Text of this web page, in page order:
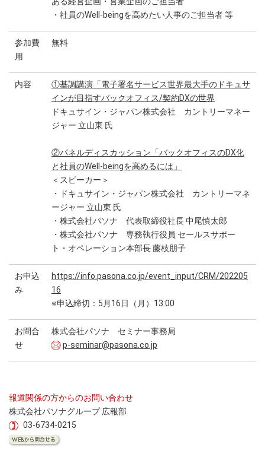
・社員のWell-beingを高めたい人事のご担当者 等
参加費
用
無料
内容
①基調講演「電子署名サービス世界最大手のドキュサ
インが目指すバックオフィス/契約DXの世界
ドキュサイン・ジャパン株式会社 カントリーマネー
ジャー 立山東 氏
②パネルディスカッション「バックオフィスのDX化
と社員のWell-beingを高めるには」
＜スピーカー＞
・ドキュサイン・ジャパン株式会社 カントリーマネ
ージャー 立山東 氏
・株式会社パソナ 代表取締役社長 中尾慎太郎
・株式会社パソナ 専務執行役員 セールスサポー
ト・オペレーション本部長 藤枝朋子
お申込
み
https://info.pasona.co.jp/event_input/CRM/202205
16
※申込締切：5月16日（月）13:00
お問合
せ
株式会社パソナ セミナー事務局
p-seminar@pasona.co.jp
報道関係の方からのお問い合わせ
株式会社パソナグループ 広報部
03-6734-0215